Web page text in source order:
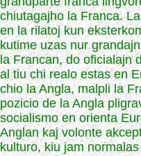
chiutagajho la Franca.
en la rilatoj kun
kutime uzas nur
la Francan, do oficialajn
al tiu chi realo estas en
chio la Angla, malpli la
pozicio de la Angla
socialismo en orienta
Anglan kaj volonte
kulturo, kiu jam